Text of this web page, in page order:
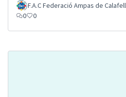
F.A.C Federació Ampas de Calafell
0
0